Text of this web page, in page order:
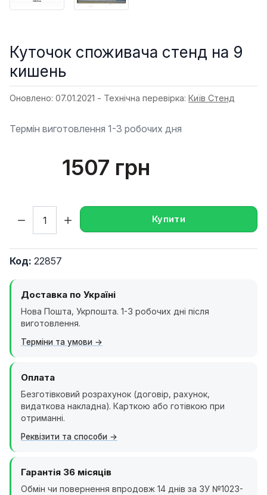
Куточок споживача стенд на 9
кишень
Оновлено: 07.01.2021 - Технічна перевірка: Київ Стенд
Термін виготовлення 1-3 робочих дня
1507 грн
Купити
Код: 22857
Доставка по Україні
Нова Пошта, Укрпошта. 1-3 робочих дні після
виготовлення.
Терміни та умови
Оплата
Безготівковий розрахунок (договір, рахунок,
видаткова накладна). Карткою або готівкою при
отриманні.
Реквізити та способи
Гарантія 36 місяців
Обмін чи повернення впродовж 14 днів за ЗУ №1023-